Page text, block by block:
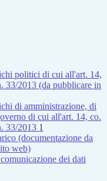
politici di cui all'art. 14,
33/2013 (da pubblicare in
di amministrazione, di
di cui all'art. 14, co.
33/2013 1
(documentazione da
web)
dei dati